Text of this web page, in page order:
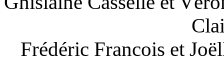
Frédéric Francois et